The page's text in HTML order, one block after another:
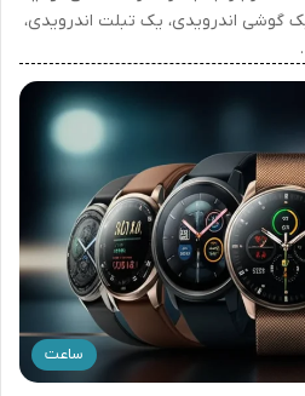
گوشی اندرویدی، یک تبلت اندرویدی،
ساعت